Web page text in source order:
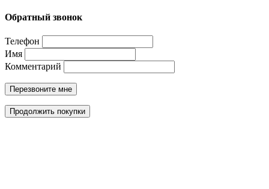
Обратный звонок
Телефон
Имя
Комментарий
Перезвоните мне
Продолжить покупки